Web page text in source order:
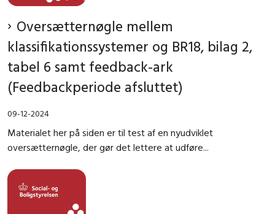
Oversætternøgle mellem
klassifikationssystemer og BR18, bilag 2,
tabel 6 samt feedback-ark
(Feedbackperiode afsluttet)
09-12-2024
Materialet her på siden er til test af en nyudviklet
oversætternøgle, der gør det lettere at udføre...